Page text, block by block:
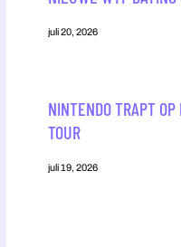
juli 20, 2026
NINTENDO TRAPT
TOUR
juli 19, 2026